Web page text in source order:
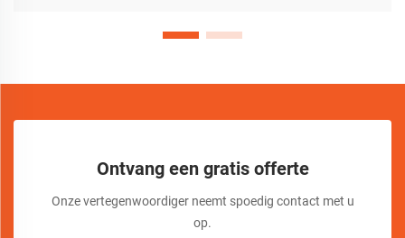
Ontvang een gratis offerte
Onze vertegenwoordiger neemt spoedig contact met u
op.